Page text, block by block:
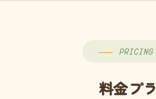
PRICING
料金プ